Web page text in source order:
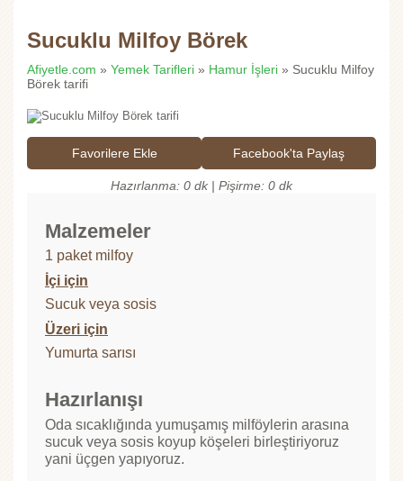
Sucuklu Milfoy Börek
Afiyetle.com » Yemek Tarifleri » Hamur İşleri » Sucuklu Milfoy
Börek tarifi
Favorilere Ekle Facebook'ta Paylaş
Hazırlanma: 0 dk | Pişirme: 0 dk
Malzemeler
1 paket milfoy
İçi için
Sucuk veya sosis
Üzeri için
Yumurta sarısı
Hazırlanışı
Oda sıcaklığında yumuşamış milföylerin arasına
sucuk veya sosis koyup köşeleri birleştiriyoruz
yani üçgen yapıyoruz.